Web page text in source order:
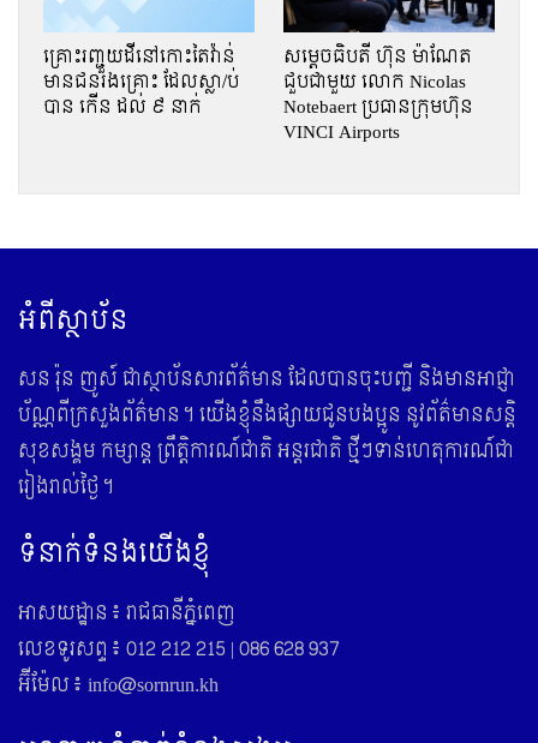
គ្រោះរញ្ជួយដីនៅកោះតៃវ៉ាន់​
មានជនរងគ្រោះ ដែលស្លា/ប់
បាន កើន ដល់ ៩ នាក់
សម្តេចធិបតី ហ៊ុន ម៉ាណែត
ជួបជាមួយ លោក Nicolas
Notebaert ប្រធានក្រុមហ៊ុន
VINCI Airports
អំពីស្ថាប័ន
សន រ៉ុន ញូស៍ ជាស្ថាប័នសារព័ត៌មាន ដែលបានចុះបញ្ជី និងមានអាជ្ញា
ប័ណ្ណពីក្រសួងព័ត៌មាន។ យើងខ្ញុំនឹងផ្សាយជូនបងប្អូន នូវព័ត៌មានសន្តិ
សុខសង្គម កម្សាន្ត ព្រឹត្តិការណ៍ជាតិ អន្តរជាតិ ថ្មីៗទាន់ហេតុការណ៍ជា
រៀងរាល់ថ្ងៃ។
ទំនាក់ទំនងយើងខ្ញុំ
អាសយដ្ឋាន៖ រាជធានីភ្នំពេញ
លេខទូរសព្ទ៖ 012 212 215 | 086 628 937
អ៊ីម៉ែល៖ info@sornrun.kh